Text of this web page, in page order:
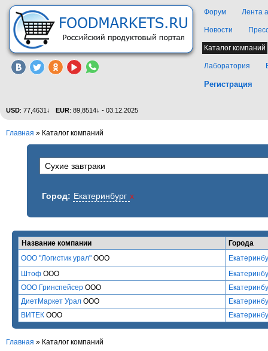
Форум Лента
Новости
Каталог компаний
Лаборатория
Регистрация
USD: 77,4631↓ EUR: 89,8514↓ - 03.12.2025
Главная » Каталог компаний
Город: Екатеринбург x
Название компании
Города
ООО "Логистик урал" ООО
Штоф ООО
ООО Гринспейсер ООО
ДиетМаркет Урал ООО
ВИТЕК ООО
Главная » Каталог компаний